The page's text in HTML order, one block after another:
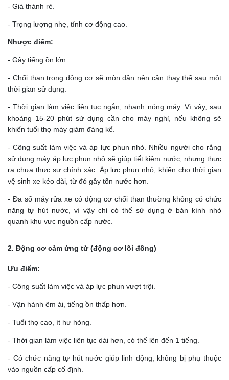
- Giá thành rẻ.
- Trọng lượng nhẹ, tính cơ động cao.
Nhược điểm:
- Gây tiếng ồn lớn.
- Chổi than trong động cơ sẽ mòn dần nên cần thay thế sau một
thời gian sử dụng.
- Thời gian làm việc liên tục ngắn, nhanh nóng máy. Vì vậy, sau
khoảng 15-20 phút sử dụng cần cho máy nghỉ, nếu không sẽ
khiến tuổi thọ máy giảm đáng kể.
- Công suất làm việc và áp lực phun nhỏ. Nhiều người cho rằng
sử dụng máy áp lực phun nhỏ sẽ giúp tiết kiệm nước, nhưng thực
ra chưa thực sự chính xác. Áp lực phun nhỏ, khiến cho thời gian
vệ sinh xe kéo dài, từ đó gây tốn nước hơn.
- Đa số máy rửa xe có động cơ chổi than thường không có chức
năng tự hút nước, vì vậy chỉ có thể sử dụng ở bán kính nhỏ
quanh khu vực nguồn cấp nước.
2. Động cơ cảm ứng từ (động cơ lõi đồng)
Ưu điểm:
- Công suất làm việc và áp lực phun vượt trội.
- Vận hành êm ái, tiếng ồn thấp hơn.
- Tuổi thọ cao, ít hư hỏng.
- Thời gian làm việc liên tục dài hơn, có thể lên đến 1 tiếng.
- Có chức năng tự hút nước giúp linh động, không bị phụ thuộc
vào nguồn cấp cố định.